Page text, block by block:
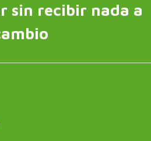
sin recibir nada a